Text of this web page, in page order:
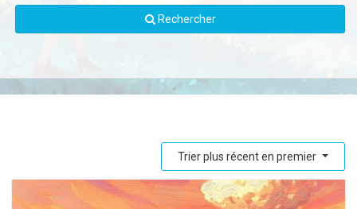
Rechercher
Trier plus récent en premier